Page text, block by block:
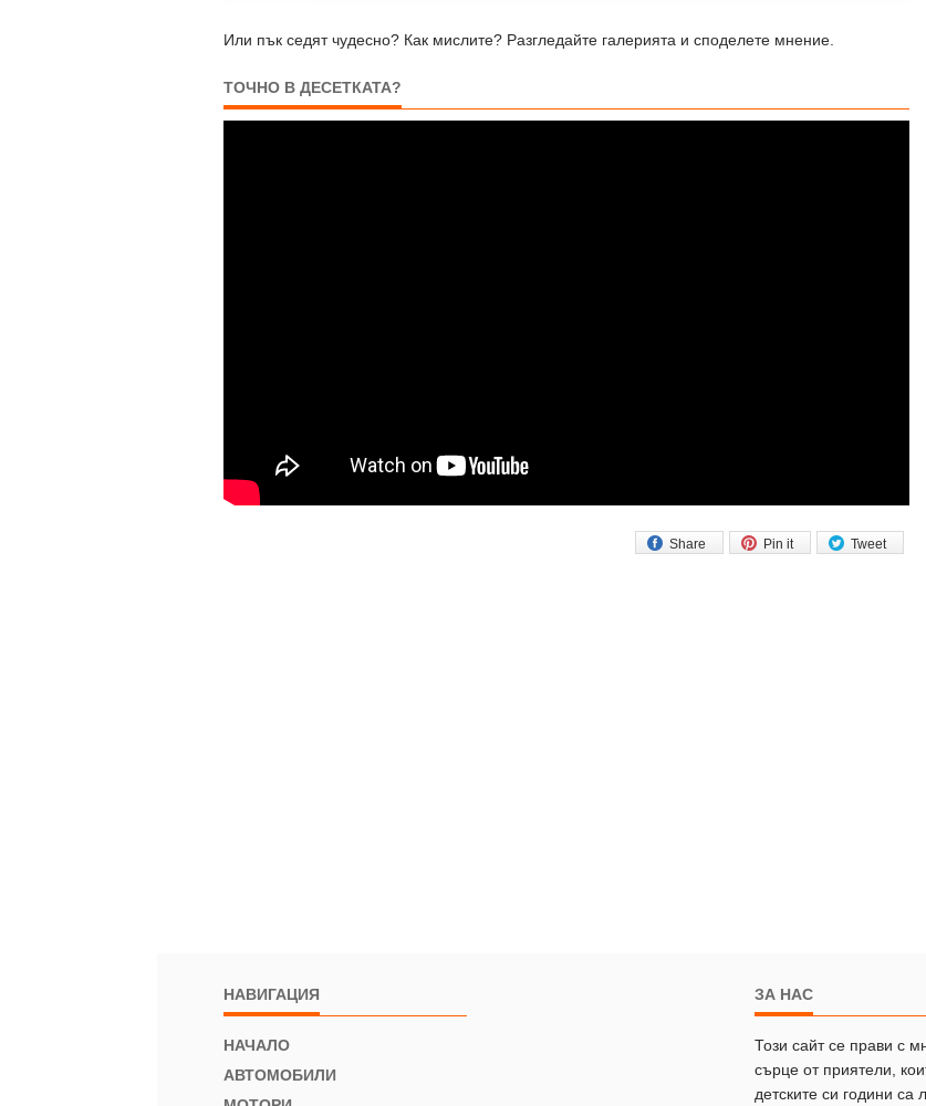
Или пък седят чудесно? Как мислите? Разгледайте галерията и споделете мнение.
ТОЧНО В ДЕСЕТКАТА?
Tweet
Pin it
Share
НАВИГАЦИЯ
НАЧАЛО
АВТОМОБИЛИ
ЗА НАС
Този сайт се прави с
сърце от приятели,
детските си години са